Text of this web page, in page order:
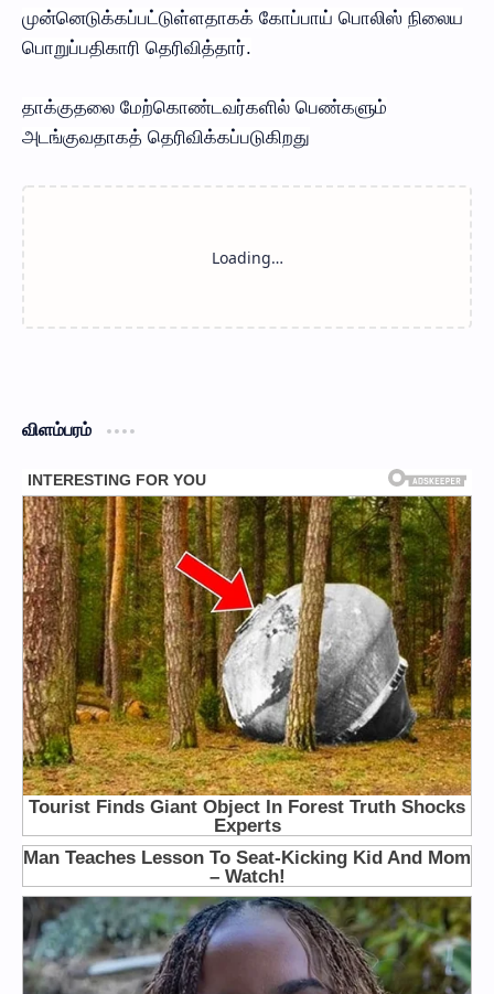
முன்னெடுக்கப்பட்டுள்ளதாகக் கோப்பாய் பொலிஸ் நிலைய
பொறுப்பதிகாரி தெரிவித்தார்.
தாக்குதலை மேற்கொண்டவர்களில் பெண்களும்
அடங்குவதாகத் தெரிவிக்கப்படுகிறது
விளம்பரம்